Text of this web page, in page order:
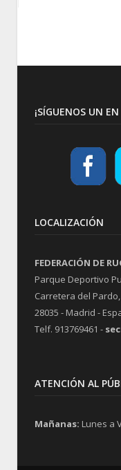
¡SÍGUENOS UN
LOCALIZACIÓN
FEDERACIÓN DE
Parque Deportivo
Carretera del Pardo,
28035 - Madrid -
Telf. 913769461 -
ATENCIÓN AL
Mañanas: Lunes a